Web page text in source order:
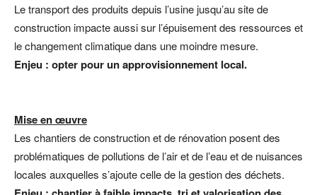
Le transport des produits depuis l’usine jusqu’au site de
construction impacte aussi sur l’épuisement des ressources et
le changement climatique dans une moindre mesure.
Enjeu : opter pour un approvisionnement local.
Mise en œuvre
Les chantiers de construction et de rénovation posent des
problématiques de pollutions de l’air et de l’eau et de nuisances
locales auxquelles s’ajoute celle de la gestion des déchets.